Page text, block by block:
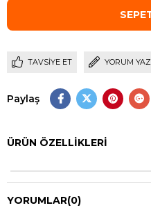
TAVSIYE ET YORUM YAZ
Paylaş
ÜRÜN ÖZELLIKLERI
YORUMLAR(0)